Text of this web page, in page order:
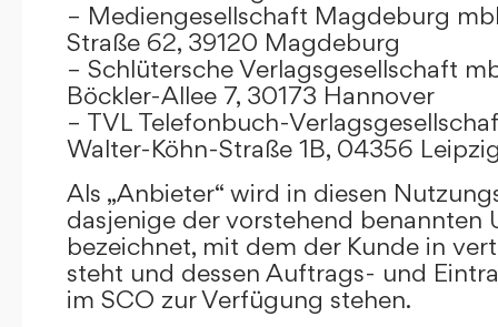
– Mediengesellschaft Magdeburg
Straße 62, 39120 Magdeburg
– Schlütersche Verlagsgesellschaft
Böckler-Allee 7, 30173 Hannover
– TVL Telefonbuch-
Walter-Köhn-Straße 1B, 04356
Als „Anbieter“ wird in diesen
dasjenige der vorstehend benannten
bezeichnet, mit dem der Kunde in
steht und dessen Auftrags- und
im SCO zur Verfügung stehen.